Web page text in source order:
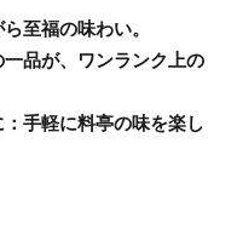
至福の味わい。
品が、ワンランク上の
手軽に料亭の味を楽し